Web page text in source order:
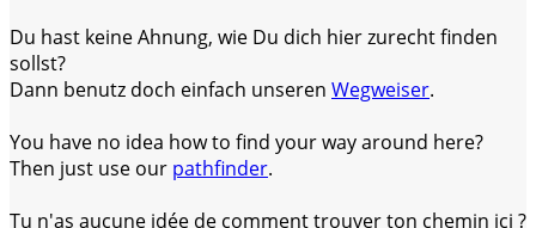
Du hast keine Ahnung, wie Du dich hier zurecht finden
sollst?
Dann benutz doch einfach unseren Wegweiser.
You have no idea how to find your way around here?
Then just use our pathfinder.
Tu n'as aucune idée de comment trouver ton chemin ici ?